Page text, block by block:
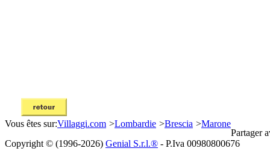
Vous êtes sur:Villaggi.com >Lombardie >Brescia >Marone
Partager
Copyright © (1996-2026) Genial S.r.l.® - P.Iva 00980800676